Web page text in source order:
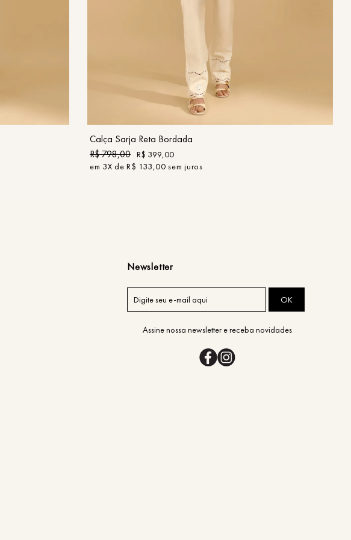
38 40 42
COMPRAR
Calça Sarja Reta Bordada
R$798,00 R$ 399,00
em 3X deR$ 133,00 sem juros
Newsletter
OK
Assine nossa newsletter e receba novidades